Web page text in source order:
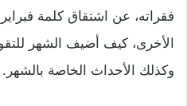
فقراته، عن اشتقاق كلمة
الأخرى، كيف أضيف الشهر
وكذلك الأحداث الخاصة بالشهر.